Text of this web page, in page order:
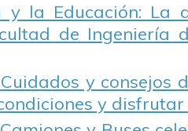
y la Educación: La
de Ingeniería
y consejos
y disfrutar